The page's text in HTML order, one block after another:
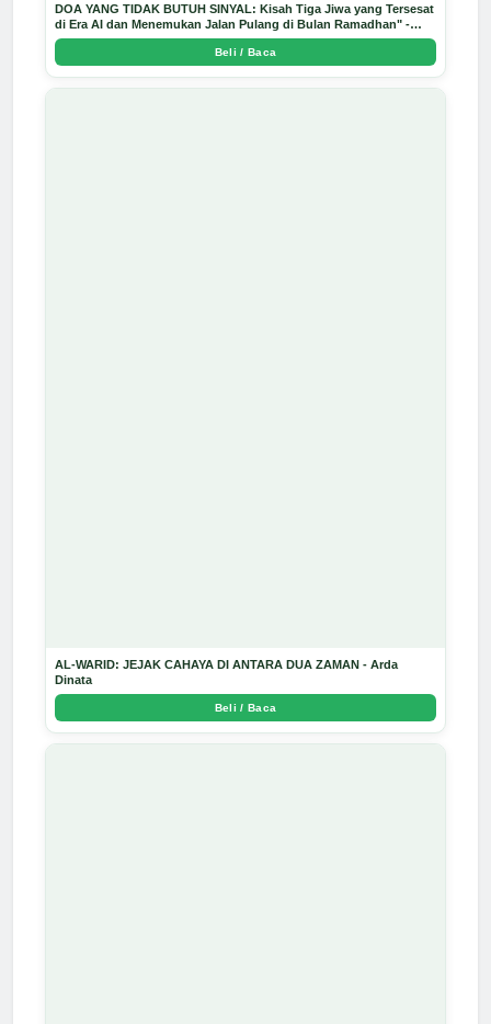
DOA YANG TIDAK BUTUH SINYAL: Kisah Tiga Jiwa yang Tersesat
di Era AI dan Menemukan Jalan Pulang di Bulan Ramadhan" -
Arda Dinata
Beli / Baca
AL-WARID: JEJAK CAHAYA DI ANTARA DUA ZAMAN - Arda
Dinata
Beli / Baca